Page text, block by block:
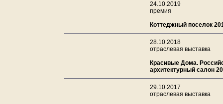
24.10.2019
премия
Коттеджный поселок
28.10.2018
отраслевая выставка
Красивые Дома.
архитектурный салон
29.10.2017
отраслевая выставка